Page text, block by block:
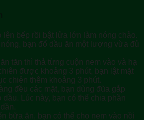
lên bếp rồi bật lửa lớn làm nóng chảo.
bạn đổ dầu ăn một lượng vừa đủ
tăn thì thả từng cuộn nem vào và hạ
được khoảng 3 phút, bạn lật mặt
chiên thêm khoảng 3 phút.
đều các mặt, bạn dùng đũa gắp
dầu. Lúc này, bạn có thể chia phần
bữa ăn, bạn có thể cho nem vào nồi